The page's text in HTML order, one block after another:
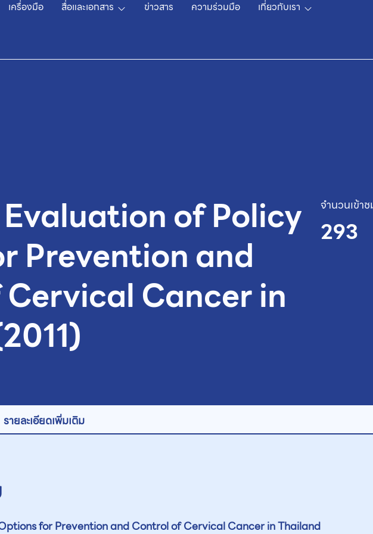
เครื่องมือ สื่อและเอกสาร ข่าวสาร ความร่วมมือ เกี่ยวกับเรา
of Policy
Prevention and
Cancer in
จำนวนเข้า
293
รายละเอียดเพิ่มเติม
for Prevention and Control of Cervical Cancer in Thailand